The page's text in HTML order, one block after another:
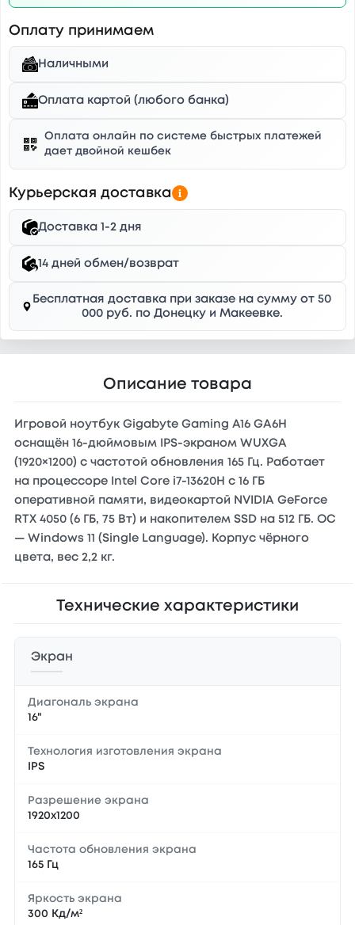
Оплату принимаем
Наличными
Оплата картой (любого банка)
Оплата онлайн по системе быстрых платежей
дает двойной кешбек
Курьерская доставка
Доставка 1-2 дня
14 дней обмен/возврат
Бесплатная доставка при заказе на сумму от 50
000 руб. по Донецку и Макеевке.
Описание товара
Игровой ноутбук Gigabyte Gaming A16 GA6H
оснащён 16-дюймовым IPS-экраном WUXGA
(1920×1200) с частотой обновления 165 Гц. Работает
на процессоре Intel Core i7-13620H с 16 ГБ
оперативной памяти, видеокартой NVIDIA GeForce
RTX 4050 (6 ГБ, 75 Вт) и накопителем SSD на 512 ГБ. ОС
— Windows 11 (Single Language). Корпус чёрного
цвета, вес 2,2 кг.
Технические характеристики
Экран
Диагональ экрана
16"
Технология изготовления экрана
IPS
Разрешение экрана
1920x1200
Частота обновления экрана
165 Гц
Яркость экрана
300 Кд/м²